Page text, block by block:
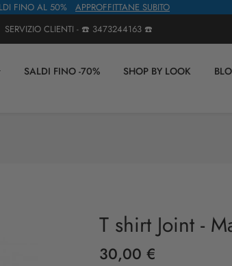
FINO AL 50% APPROFFITTANE SUBITO
SERVIZIO CLIENTI - ☎️ 3473244163 ☎️
SALDI FINO -70% SHOP BY LOOK
T shirt Joint -
30,00 €